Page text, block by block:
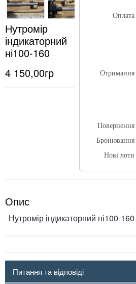
Нутромір
індикаторний
ні100-160
4 150,00гр
Оплата
Отримання
Повернення
Бронювання
Нові лоти
Опис
Нутромір індикаторний ні100-160
Питання та відповіді